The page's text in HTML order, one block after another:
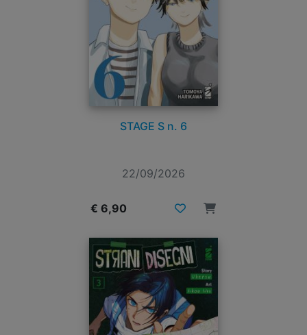
STAGE S n. 6
22/09/2026
€ 6,90